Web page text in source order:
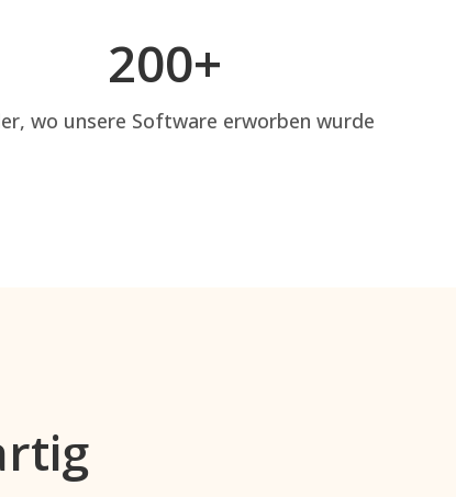
200+
wo unsere Software erworben wurde